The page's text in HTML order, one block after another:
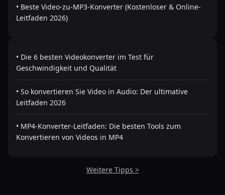
• Beste Video-zu-MP3-Konverter (Kostenloser & Online-
Leitfaden 2026)
• Die 6 besten Videokonverter im Test für
Geschwindigkeit und Qualität
• So konvertieren Sie Video in Audio: Der ultimative
Leitfaden 2026
• MP4-Konverter-Leitfaden: Die besten Tools zum
Konvertieren von Videos in MP4
Weitere Tipps >